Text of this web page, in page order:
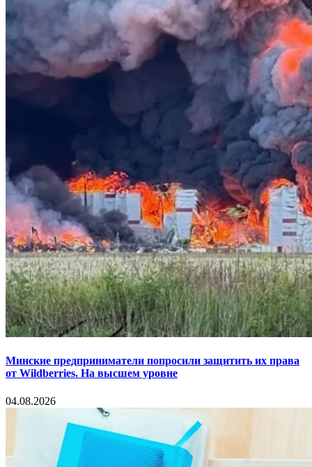
Минские предприниматели попросили защитить их права
от Wildberries. На высшем уровне
04.08.2026